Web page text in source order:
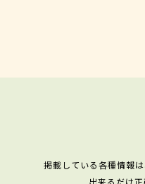
掲載している各種情報
出来るだけ